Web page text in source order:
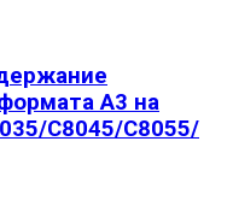
А3 на
С8045/С8055/